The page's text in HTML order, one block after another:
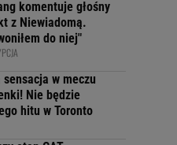
komentuje głośny
z Niewiadomą.
do niej"
sensacja w meczu
Nie będzie
hitu w Toronto